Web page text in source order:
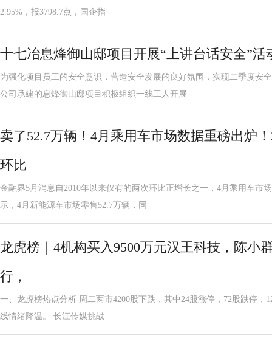
2.95%，报3798.7点，国企指
十七冶息烽御山邸项目开展“上讲台话安全”活
为强化项目员工的安全意识，营造安全发展的良好氛围，实现二季度安
公司承建的息烽御山邸项目积极组织一线工人开展
卖了52.7万辆！4月乘用车市场数据重磅出炉
环比
金融界5月消息自2010年以来仅有的两次环比正增长之一，4月乘用车市
示，4月新能源车市场零售52.7万辆，同
龙虎榜｜4机构买入9500万元汉王科技，陈小
行，
一、龙虎榜热点分析 周二两市4200股下跌，其中24股涨停，72股跌停，
线情绪降温。 长江传媒挑战